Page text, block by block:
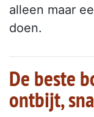
alleen maar
doen.
De beste
ontbijt,